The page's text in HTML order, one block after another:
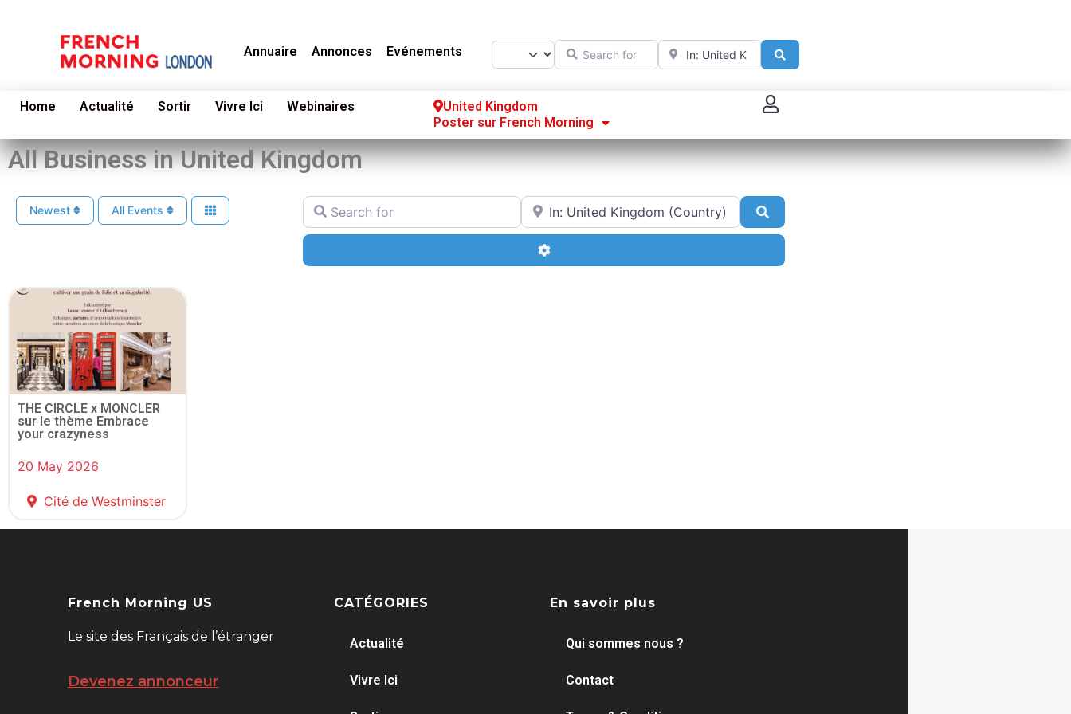
Annuaire Annonces Evénements Select search type
Search for Near
Home Actualité Sortir Vivre Ici Webinaires
United Kingdom
Poster sur French Morning
Se connecter
Poster sur French Morning
All Business in United Kingdom
Newest All Events
Search for Near
Advanced Filters
THE CIRCLE x MONCLER
sur le thème Embrace
your crazyness
20 May 2026
Cité de Westminster
French Morning US
Le site des Français de l’étranger
Devenez annonceur
CATÉGORIES
Actualité
Vivre Ici
En savoir plus
Qui sommes nous ?
Contact